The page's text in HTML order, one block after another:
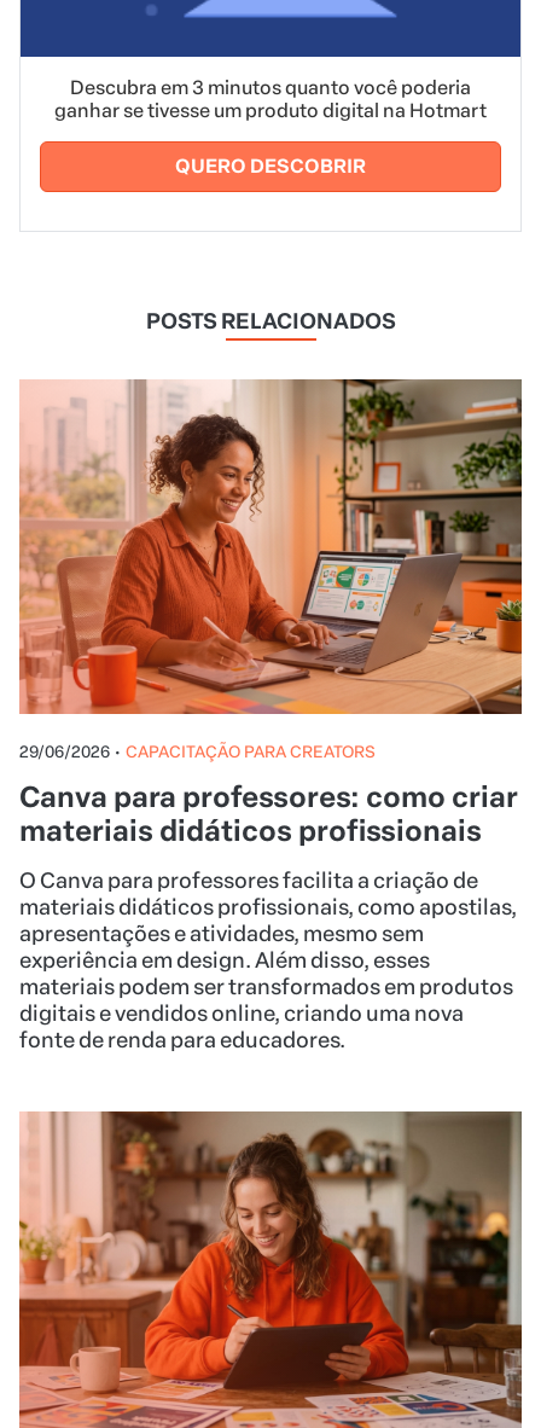
Descubra em 3 minutos quanto você poderia
ganhar se tivesse um produto digital na Hotmart
QUERO DESCOBRIR
POSTS RELACIONADOS
29/06/2026 • CAPACITAÇÃO PARA CREATORS
Canva para professores: como criar
materiais didáticos profissionais
O Canva para professores facilita a criação de
materiais didáticos profissionais, como apostilas,
apresentações e atividades, mesmo sem
experiência em design. Além disso, esses
materiais podem ser transformados em produtos
digitais e vendidos online, criando uma nova
fonte de renda para educadores.